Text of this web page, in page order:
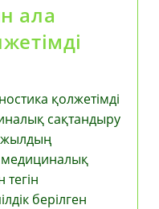
ала
қолжетімді
сақтандыру
жылдың
медициналық
берілген